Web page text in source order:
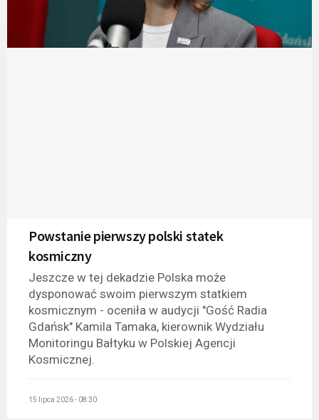
Powstanie pierwszy polski statek
kosmiczny
Jeszcze w tej dekadzie Polska może
dysponować swoim pierwszym statkiem
kosmicznym - oceniła w audycji "Gość Radia
Gdańsk" Kamila Tamaka, kierownik Wydziału
Monitoringu Bałtyku w Polskiej Agencji
Kosmicznej.
15 lipca 2026 - 08:30